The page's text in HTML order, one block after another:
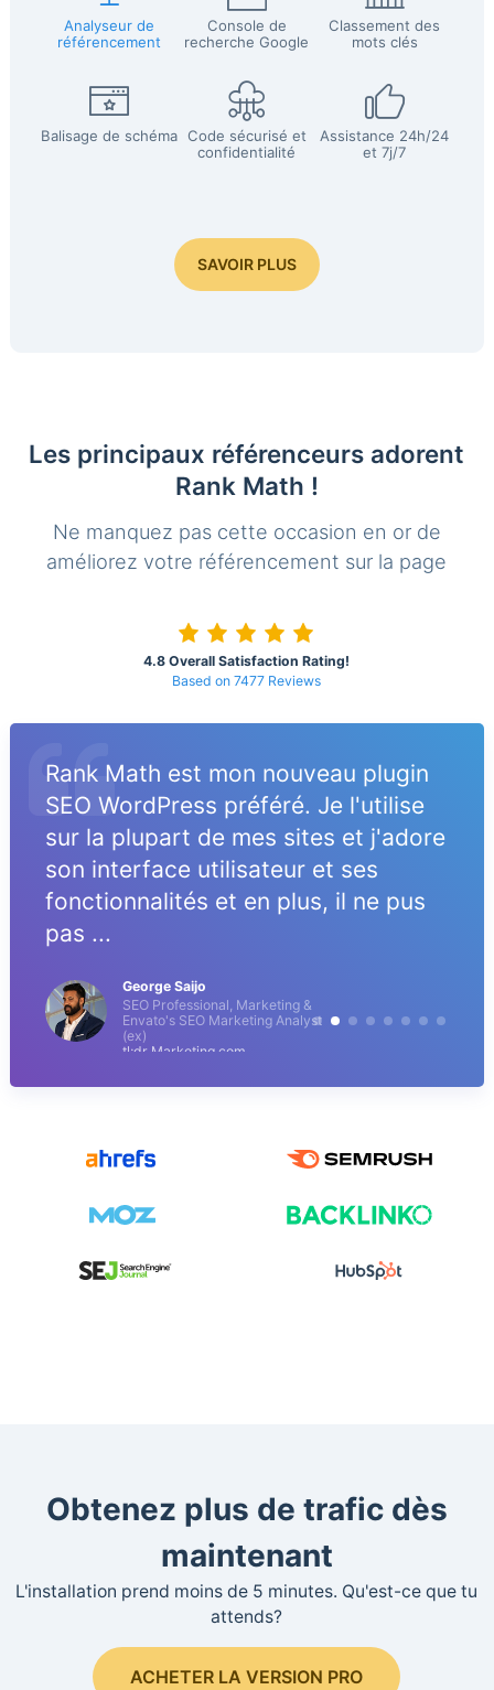
Analyseur de
référencement
Console de
recherche Google
Classement des
mots clés
Balisage de schéma Code sécurisé et
confidentialité
Assistance 24h/24
et 7j/7
SAVOIR PLUS
Les principaux référenceurs adorent
Rank Math !
Ne manquez pas cette occasion en or de
améliorez votre référencement sur la page
4.8 Overall Satisfaction Rating!
Based on 7477 Reviews
Rank Math est mon nouveau plugin
SEO WordPress préféré. Je l'utilise
sur la plupart de mes sites et j'adore
son interface utilisateur et ses
fonctionnalités et en plus, il ne pus
pas ...
George Saijo
SEO Professional, Marketing &
Envato's SEO Marketing Analyst
(ex)
tl;dr Marketing.com
Obtenez plus de trafic dès
maintenant
L'installation prend moins de 5 minutes. Qu'est-ce que tu
attends?
ACHETER LA VERSION PRO